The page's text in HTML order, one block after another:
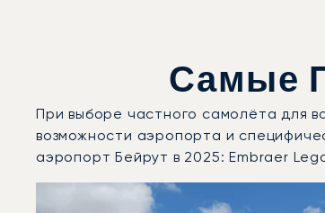
Самые
При выборе частного самолёта для
возможности аэропорта и
аэропорт Бейрут в 2025: Embraer
Международный аэропорт Бейрут : 3
Фото воздушного судна